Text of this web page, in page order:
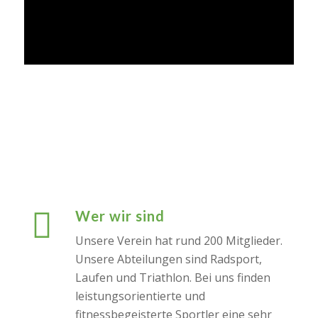
Wer wir sind
Unsere Verein hat rund 200 Mitglieder.
Unsere Abteilungen sind Radsport,
Laufen und Triathlon. Bei uns finden
leistungsorientierte und
fitnessbegeisterte Sportler eine sehr